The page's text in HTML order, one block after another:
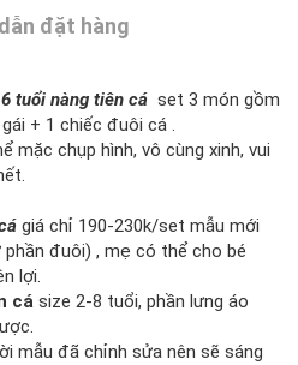
đặt hàng
tuổi nàng tiên cá set 3 món gồm
+ 1 chiếc đuôi cá .
mặc chụp hình, vô cùng xinh, vui
giá chỉ 190-230k/set mẫu mới
đuôi) , mẹ có thể cho bé
lợi.
cá size 2-8 tuổi, phần lưng áo
mẫu đã chỉnh sửa nên sẽ sáng